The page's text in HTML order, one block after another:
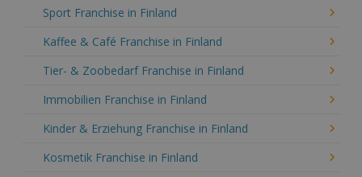
Sport Franchise in Finland
Kaffee & Café Franchise in Finland
Tier- & Zoobedarf Franchise in Finland
Immobilien Franchise in Finland
Kinder & Erziehung Franchise in Finland
Kosmetik Franchise in Finland